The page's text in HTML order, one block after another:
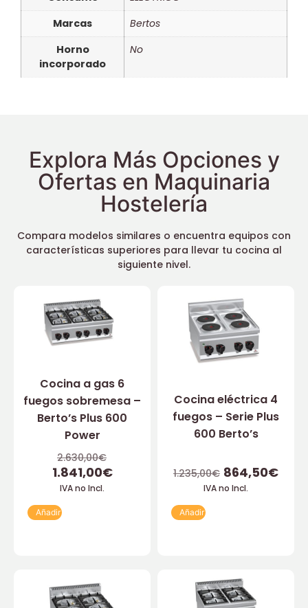
Marcas
Bertos
Horno
incorporado
No
Explora Más Opciones y
Ofertas en Maquinaria
Hostelería
Compara modelos similares o encuentra equipos con
características superiores para llevar tu cocina al
siguiente nivel.
Cocina a gas 6
fuegos sobremesa –
Berto’s Plus 600
Power
2.630,00€
1.841,00€
IVA no Incl.
Añadir
Cocina eléctrica 4
fuegos – Serie Plus
600 Berto’s
1.235,00€ 864,50€
IVA no Incl.
Añadir